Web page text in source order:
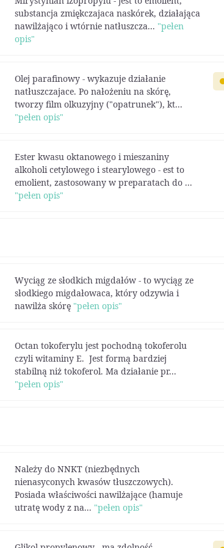
substancja zmiękczajaca naskórek, działająca
nawilżająco i wtórnie natłuszcza... "pełen
opis"
Olej parafinowy - wykazuje działanie
natłuszczajace. Po nałożeniu na skórę,
tworzy film olkuzyjny ("opatrunek"), kt...
"pełen opis"
Ester kwasu oktanowego i mieszaniny
alkoholi cetylowego i stearylowego - est to
emolient, zastosowany w preparatach do ...
"pełen opis"
Wyciąg ze słodkich migdałów - to wyciąg ze
słodkiego migdałowaca, który odzywia i
nawilża skórę "pełen opis"
Octan tokoferylu jest pochodną tokoferolu
czyli witaminy E. Jest formą bardziej
stabilną niż tokoferol. Ma działanie pr...
"pełen opis"
Należy do NNKT (niezbędnych
nienasyconych kwasów tłuszczowych).
Posiada właściwości nawilżające (hamuje
utratę wody z na... "pełen opis"